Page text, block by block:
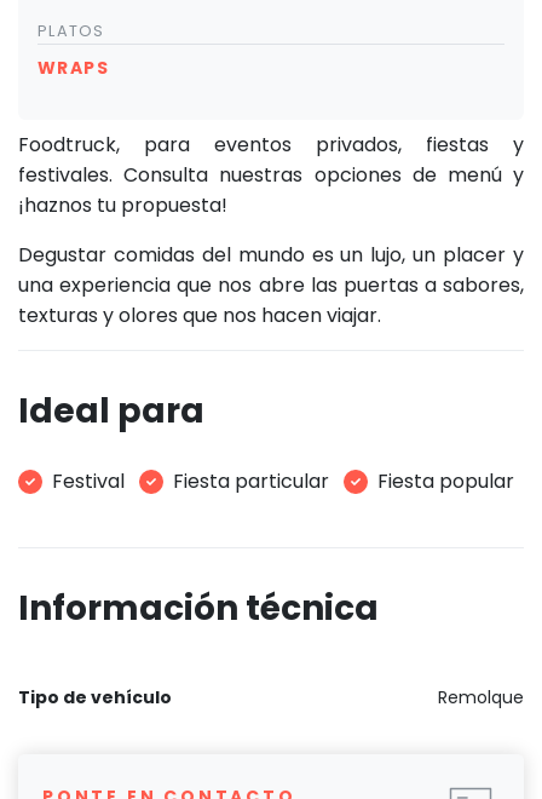
PLATOS
WRAPS
Foodtruck, para eventos privados, fiestas y
festivales. Consulta nuestras opciones de menú y
¡haznos tu propuesta!
Degustar comidas del mundo es un lujo, un placer y
una experiencia que nos abre las puertas a sabores,
texturas y olores que nos hacen viajar.
Ideal para
Festival Fiesta particular Fiesta popular
Información técnica
Tipo de vehículo Remolque